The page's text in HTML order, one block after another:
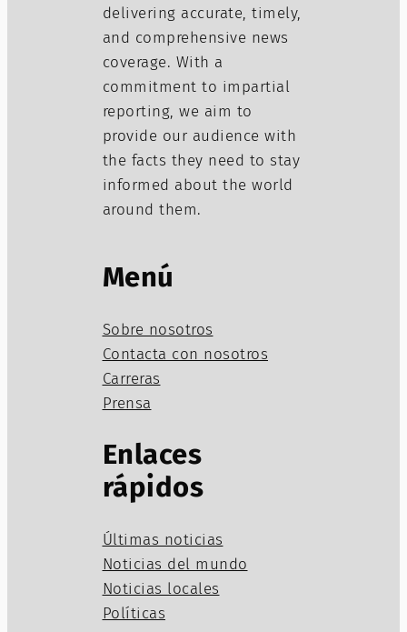
delivering accurate, timely,
and comprehensive news
coverage. With a
commitment to impartial
reporting, we aim to
provide our audience with
the facts they need to stay
informed about the world
around them.
Menú
Sobre nosotros
Contacta con nosotros
Carreras
Prensa
Enlaces
rápidos
Últimas noticias
Noticias del mundo
Noticias locales
Políticas